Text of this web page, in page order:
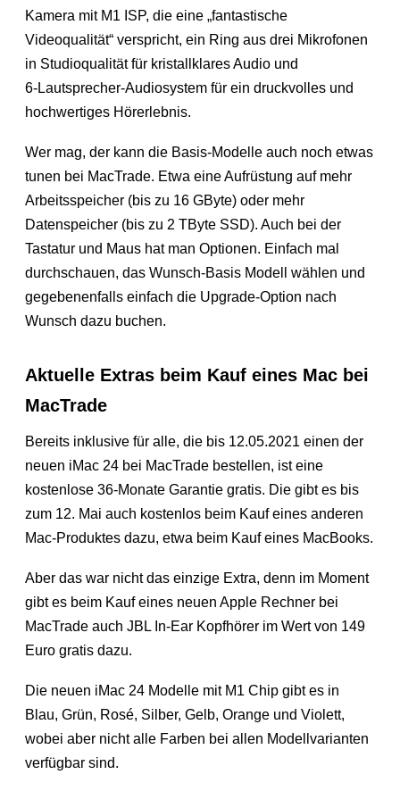
Kamera mit M1 ISP, die eine „fantastische
Videoqualität“ verspricht, ein Ring aus drei Mikrofonen
in Studioqualität für kristallklares Audio und
6‑Lautsprecher-Audiosystem für ein druckvolles und
hochwertiges Hörerlebnis.
Wer mag, der kann die Basis-Modelle auch noch etwas
tunen bei MacTrade. Etwa eine Aufrüstung auf mehr
Arbeitsspeicher (bis zu 16 GByte) oder mehr
Datenspeicher (bis zu 2 TByte SSD). Auch bei der
Tastatur und Maus hat man Optionen. Einfach mal
durchschauen, das Wunsch-Basis Modell wählen und
gegebenenfalls einfach die Upgrade-Option nach
Wunsch dazu buchen.
Aktuelle Extras beim Kauf eines Mac bei
MacTrade
Bereits inklusive für alle, die bis 12.05.2021 einen der
neuen iMac 24 bei MacTrade bestellen, ist eine
kostenlose 36-Monate Garantie gratis. Die gibt es bis
zum 12. Mai auch kostenlos beim Kauf eines anderen
Mac-Produktes dazu, etwa beim Kauf eines MacBooks.
Aber das war nicht das einzige Extra, denn im Moment
gibt es beim Kauf eines neuen Apple Rechner bei
MacTrade auch JBL In-Ear Kopfhörer im Wert von 149
Euro gratis dazu.
Die neuen iMac 24 Modelle mit M1 Chip gibt es in
Blau, Grün, Rosé, Silber, Gelb, Orange und Violett,
wobei aber nicht alle Farben bei allen Modellvarianten
verfügbar sind.